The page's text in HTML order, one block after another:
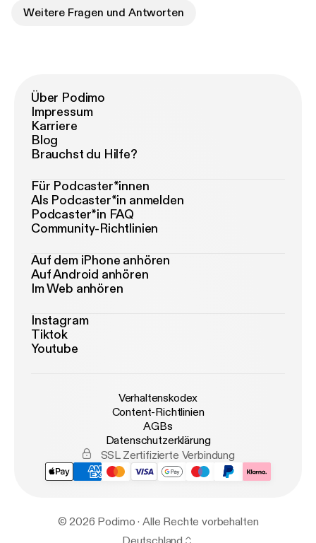
Weitere Fragen und Antworten
Über Podimo
Impressum
Karriere
Blog
Brauchst du Hilfe?
Für Podcaster*innen
Als Podcaster*in anmelden
Podcaster*in FAQ
Community-Richtlinien
Auf dem iPhone anhören
Auf Android anhören
Im Web anhören
Instagram
Tiktok
Youtube
Verhaltenskodex
Content-Richtlinien
AGBs
Datenschutzerklärung
SSL Zertifizierte Verbindung
© 2026 Podimo · Alle Rechte vorbehalten